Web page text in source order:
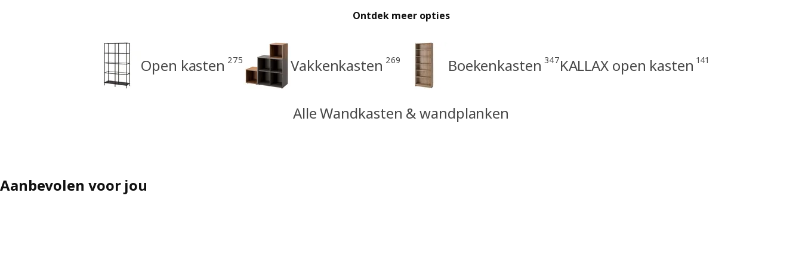
Ontdek meer opties
Open kasten 275 Vakkenkasten 269 Boekenkasten 347KALLAX open kasten 141
Alle Wandkasten & wandplanken
Aanbevolen voor jou